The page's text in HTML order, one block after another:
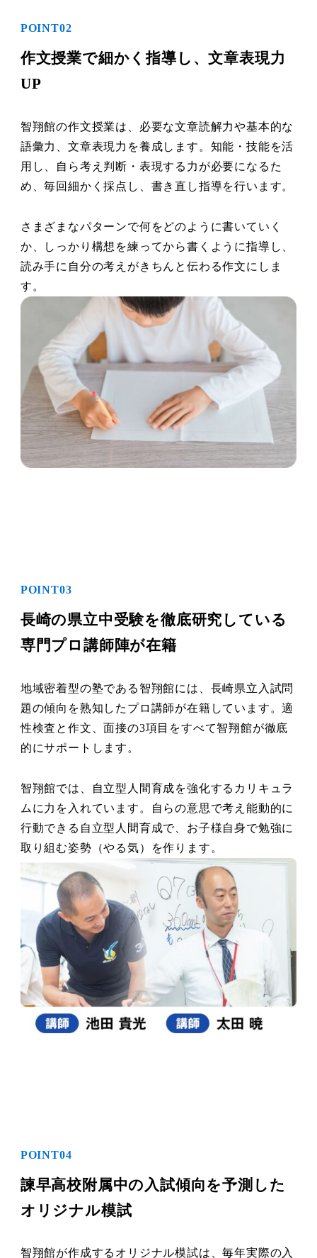
POINT02
作文授業で細かく指導し、文章表現力
UP
智翔館の作文授業は、必要な文章読解力や基本的な
語彙力、文章表現力を養成します。知能・技能を活
用し、自ら考え判断・表現する力が必要になるた
め、毎回細かく採点し、書き直し指導を行います。
さまざまなパターンで何をどのように書いていく
か、しっかり構想を練ってから書くように指導し、
読み手に自分の考えがきちんと伝わる作文にしま
す。
POINT03
長崎の県立中受験を徹底研究している
専門プロ講師陣が在籍
地域密着型の塾である智翔館には、長崎県立入試問
題の傾向を熟知したプロ講師が在籍しています。適
性検査と作文、面接の3項目をすべて智翔館が徹底
的にサポートします。
智翔館では、自立型人間育成を強化するカリキュラ
ムに力を入れています。自らの意思で考え能動的に
行動できる自立型人間育成で、お子様自身で勉強に
取り組む姿勢（やる気）を作ります。
POINT04
諫早高校附属中の入試傾向を予測した
オリジナル模試
智翔館が作成するオリジナル模試は、毎年実際の入